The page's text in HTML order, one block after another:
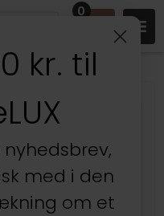
0
kr. til
med i den
om et